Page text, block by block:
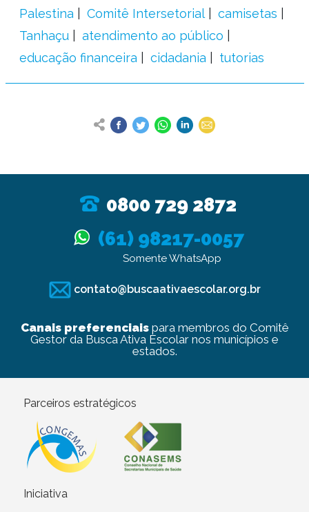
Palestina
Comitê Intersetorial
camisetas
Tanhaçu
atendimento ao público
educação financeira
cidadania tutorias
0800 729 2872
(61) 98217-0057
Somente WhatsApp
contato@buscaativaescolar.org.br
Canais preferenciaispara membros do Comitê
Gestor da Busca Ativa Escolar nos municípios e
estados.
Parceiros estratégicos
Iniciativa